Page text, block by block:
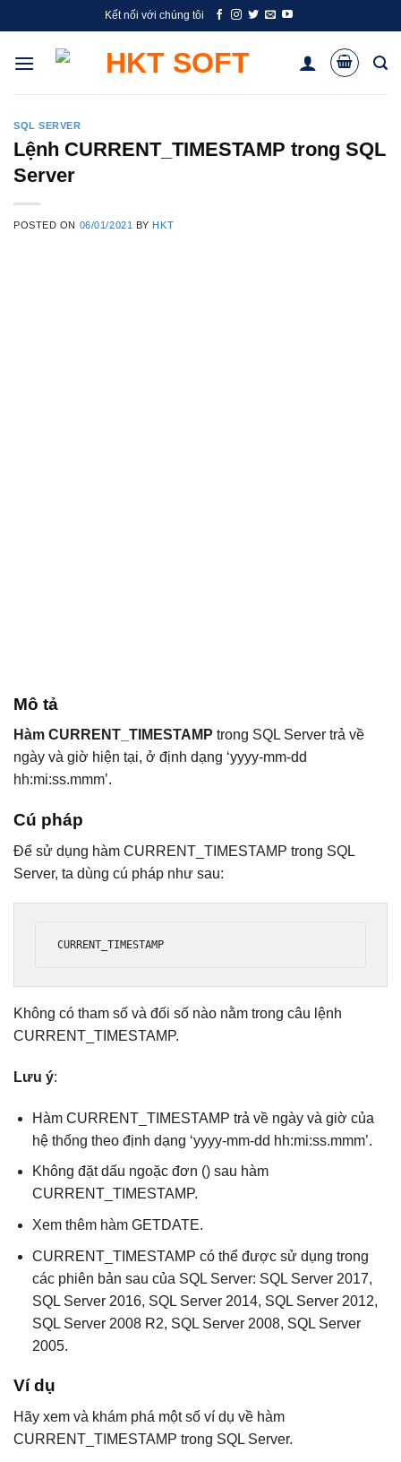
to
content
Kết nối với chúng tôi
SQL SERVER
Lệnh CURRENT_TIMESTAMP trong SQL
Server
POSTED ON 06/01/2021 BY HKT
Mô tả
Hàm CURRENT_TIMESTAMP trong SQL Server trả về
ngày và giờ hiện tại, ở định dạng ‘yyyy-mm-dd
hh:mi:ss.mmm’.
Cú pháp
Để sử dụng hàm CURRENT_TIMESTAMP trong SQL
Server, ta dùng cú pháp như sau:
CURRENT_TIMESTAMP
Không có tham số và đối số nào nằm trong câu lệnh
CURRENT_TIMESTAMP.
Lưu ý:
Hàm CURRENT_TIMESTAMP trả về ngày và giờ của
hệ thống theo định dạng ‘yyyy-mm-dd hh:mi:ss.mmm’.
Không đặt dấu ngoặc đơn () sau hàm
CURRENT_TIMESTAMP.
Xem thêm hàm GETDATE.
CURRENT_TIMESTAMP có thể được sử dụng trong
các phiên bản sau của SQL Server: SQL Server 2017,
SQL Server 2016, SQL Server 2014, SQL Server 2012,
SQL Server 2008 R2, SQL Server 2008, SQL Server
2005.
Ví dụ
Hãy xem và khám phá một số ví dụ về hàm
CURRENT_TIMESTAMP trong SQL Server.